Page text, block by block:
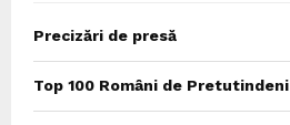
Precizări de presă
Top 100 Români de Pretutindeni